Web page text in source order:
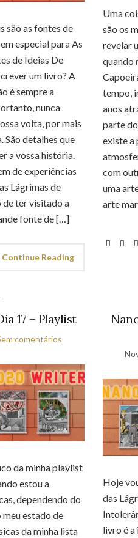
são as fontes de
especial para As
de Ideias De
um livro? A
é sempre a
nunca
volta, por mais
São detalhes que
a vossa história.
de experiências
Lágrimas de
de ter visitado a
fonte de […]
Continue Reading
Uma
são os
revelar
quando
tempo,
anos
parte
existe a
com
uma
arte
17 – Playlist
comentários
da minha playlist
estou a
dependendo do
meu estado de
da minha lista
Hoje
das
livro é a